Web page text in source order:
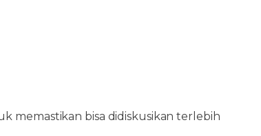
memastikan bisa didiskusikan terlebih